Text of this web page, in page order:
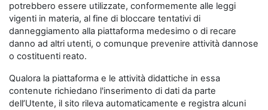
potrebbero essere utilizzate, conformemente alle leggi
vigenti in materia, al fine di bloccare tentativi di
danneggiamento alla piattaforma medesimo o di recare
danno ad altri utenti, o comunque prevenire attività dannose
o costituenti reato.
Qualora la piattaforma e le attività didattiche in essa
contenute richiedano l'inserimento di dati da parte
dell’Utente, il sito rileva automaticamente e registra alcuni